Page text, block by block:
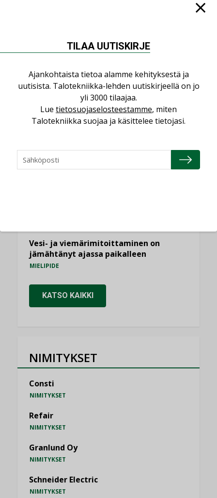
NÄKÖKULMIA
Puheista tekoihin – uusin teknologia
käyttöön kiinteistöissä
KOLUMNI
Sähköistäminen säästää euroja
Yli miljoona kotia on vailla toimivaa
ilmanvaihtoa
Vesi- ja viemärimitoittaminen on
jämähtänyt ajassa paikalleen
MIELIPIDE
KATSO KAIKKI
NIMITYKSET
Consti
NIMITYKSET
Refair
NIMITYKSET
Granlund Oy
NIMITYKSET
Schneider Electric
NIMITYKSET
TILAA UUTISKIRJE
Ajankohtaista tietoa alamme kehityksestä ja
uutisista. Talotekniikka-lehden uutiskirjeellä on jo
yli 3000 tilaajaa.
Lue tietosuojaselosteestamme, miten
Talotekniikka suojaa ja käsittelee tietojasi.